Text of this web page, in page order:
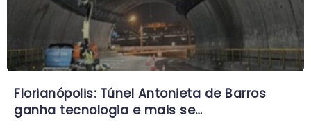
Florianópolis: Túnel Antonieta de Barros
ganha tecnologia e mais se…